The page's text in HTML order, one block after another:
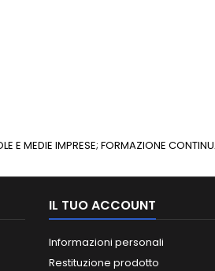
E MEDIE IMPRESE; FORMAZIONE
IL TUO ACCOUNT
Informazioni personali
Restituzione prodotto